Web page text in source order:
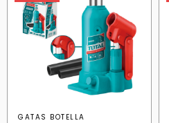
GATAS BOTELLA